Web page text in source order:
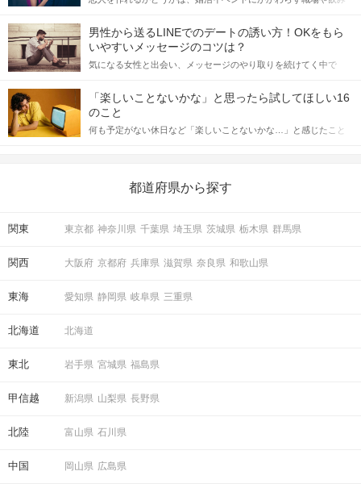
てアプローチできるかにも左右されます。 これから恋人作りを本
格的に始めようとしている方は、女性が異性を求めて出すサイン
をしっかりと理解し、正しい行動に移せるかどうかが重要。 この
記事では、女性が話しかけて欲しい時に出すサインとその心理を
合にどのような行動に繋げるべきかをご紹介していきます。
男性から送るLINEでのデートの誘い方！OKをもら
いやすいメッセージのコツは？
気になる女性と出会い、メッセージのやり取りを続けてく中で
しかし、中には「どう誘ったらいいの？」とお困りの男性もいら
っしゃるのではないでしょうか。 そこで今回は、男性から女性へ
送るLINEでのデートの誘い方のコツをご紹介します。例文も混じ
えながら解説するので、ぜひ参考にしてください。
「楽しいことないかな」と思ったら試してほしい16
のこと
何も予定がない休日など「楽しいことないかな…」と感じたこと
の楽しいことアイデアを集めました♪ いままさに楽しいことを探し
都道府県から探す
関東 東京都 神奈川県 千葉県 埼玉県 茨城県 栃木県 群馬県
関西 大阪府 京都府 兵庫県 滋賀県 奈良県 和歌山県
東海 愛知県 静岡県 岐阜県 三重県
北海道 北海道
東北 岩手県 宮城県 福島県
甲信越 新潟県 山梨県 長野県
北陸 富山県 石川県
中国 岡山県 広島県